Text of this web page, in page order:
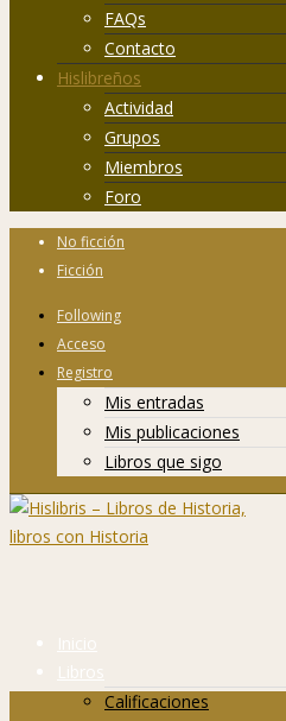
FAQs
Contacto
Hislibreños
Actividad
Grupos
Miembros
Foro
No ficción
Ficción
Following
Acceso
Registro
Mis entradas
Mis publicaciones
Libros que sigo
Inicio
Libros
Calificaciones